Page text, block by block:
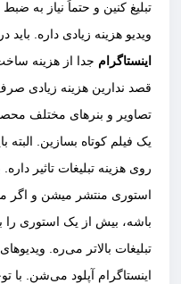
تبلیغ کنین و حتماً نیاز به
ویدیو هزینه زیادی داره‌. باید
اینستاگرام جدا از هزینه
قصد ندارین هزینه زیادی
تصاویر و بنرهای مختلف
یک فیلم کوتاه بسازین. البته
باشه، بیش از یک استوری را
تبلیغات بالاتر می‌ره.
اینستاگرام آپلود می‌شن. با